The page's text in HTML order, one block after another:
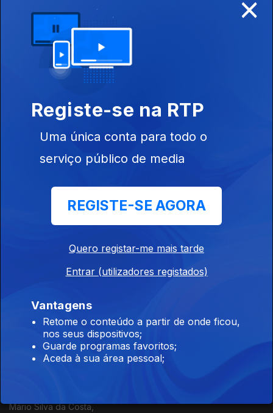
Revista de Imprensa Desportiva
07 jul. 2026
Revista de Imprensa Desportiva
Mário Silva da Costa
Revista de Imprensa Desportiva
Mário Silva da Costa
Ep. 122
02 jul. 2026
Mário Silva da Costa
Mário Silva da Costa,
Registe-se na RTP
Uma única conta para todo o
serviço público de media
REGISTE-SE AGORA
Quero registar-me mais tarde
Entrar (utilizadores registados)
Vantagens
Retome o conteúdo a partir de onde ficou,
nos seus dispositivos;
Guarde programas favoritos;
Aceda à sua área pessoal;